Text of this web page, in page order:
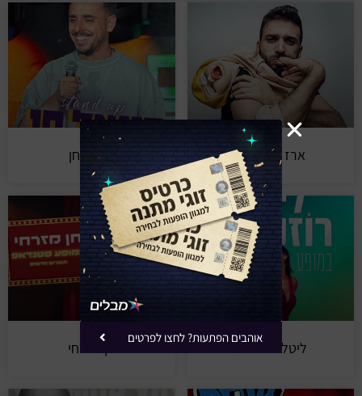
ארז בירנבוים דניאל חן
ליטל רוזנצוייג חן מזרחי
אוהבים הפתעות? לחצו לפרטים